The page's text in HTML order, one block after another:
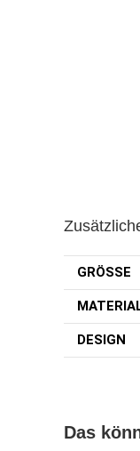
GRÖSSE
DESIGN
Das